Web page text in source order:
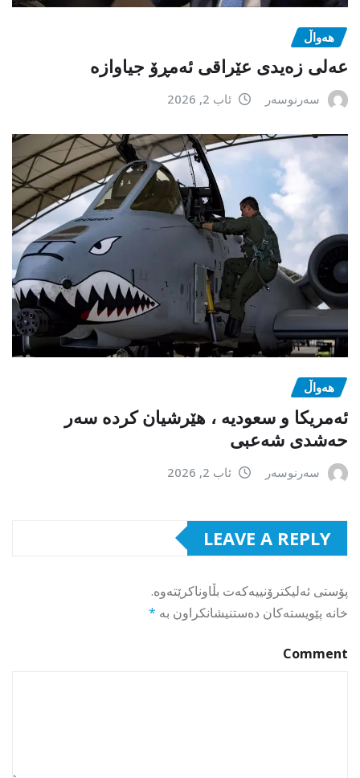
هەواڵ
عەلی زەیدی عێراقی ئەمڕۆ جیاوازە
سەرنوسەر ئاب 2, 2026
هەواڵ
ئەمریکا و سعودیە ، هێرشیان کردە سەر
حەشدی شەعبی
سەرنوسەر ئاب 2, 2026
LEAVE A REPLY
پۆستی ئەلیکترۆنییەکەت بڵاوناکرێتەوە.
خانە پێویستەکان دەستنیشانکراون بە *
Comment